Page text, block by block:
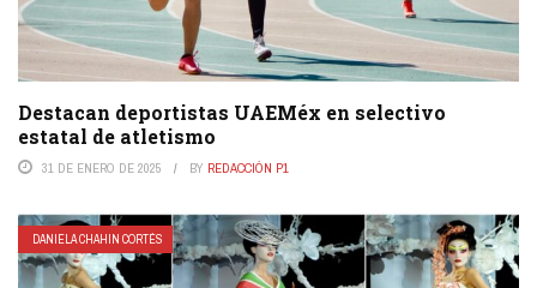
Destacan deportistas UAEMéx en selectivo
estatal de atletismo
31 DE ENERO DE 2025 BY REDACCIÓN P1
DANIELA CHAHIN CORTÉS